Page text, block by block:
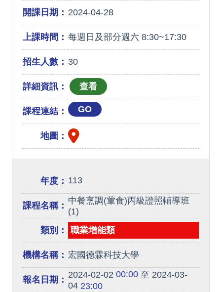
開課日期： 2024-04-28
上課時間： 每週日及部分週六 8:30~17:30
招生人數： 30
詳細資訊：
課程連結： GO
地圖：
年度： 113
課程名稱： 中餐烹調(葷食)丙級證照輔導班
(1)
類別：
職業增能類
機構名稱： 宏國德霖科技大學
報名日期： 2024-02-02 00:00至 2024-03-
0423:00